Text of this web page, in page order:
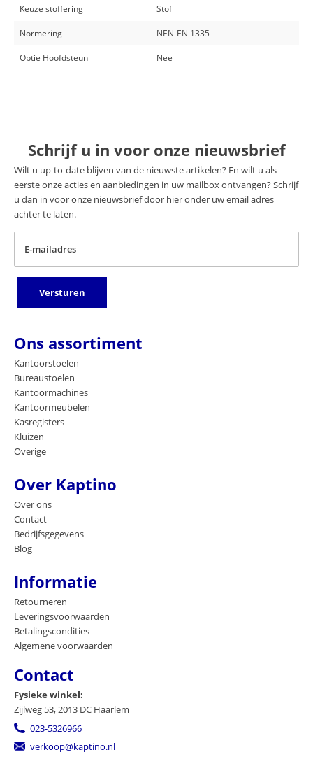
Keuze stoffering Stof
Normering NEN-EN 1335
Optie Hoofdsteun Nee
Schrijf u in voor onze nieuwsbrief
Wilt u up-to-date blijven van de nieuwste artikelen? En wilt u als
eerste onze acties en aanbiedingen in uw mailbox ontvangen? Schrijf
u dan in voor onze nieuwsbrief door hier onder uw email adres
achter te laten.
E-mailadres
Versturen
Ons assortiment
Kantoorstoelen
Bureaustoelen
Kantoormachines
Kantoormeubelen
Kasregisters
Kluizen
Overige
Over Kaptino
Over ons
Contact
Bedrijfsgegevens
Blog
Informatie
Retourneren
Leveringsvoorwaarden
Betalingscondities
Algemene voorwaarden
Contact
Fysieke winkel:
Zijlweg 53, 2013 DC Haarlem
023-5326966
verkoop@kaptino.nl